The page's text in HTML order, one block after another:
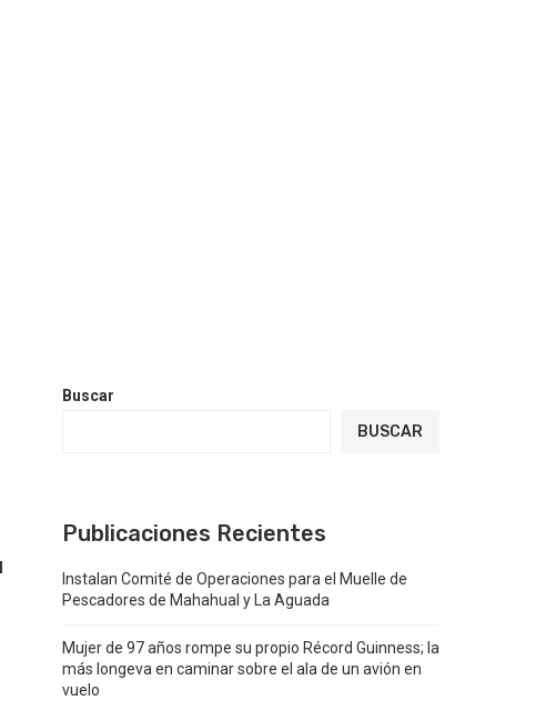
Buscar
BUSCAR
Publicaciones Recientes
Instalan Comité de Operaciones para el Muelle de
Pescadores de Mahahual y La Aguada
Mujer de 97 años rompe su propio Récord Guinness; la
más longeva en caminar sobre el ala de un avión en
vuelo